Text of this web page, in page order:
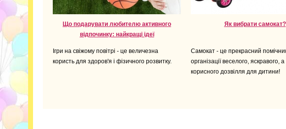
Що подарувати любителю активного
відпочинку: найкращі ідеї
Ігри на свіжому повітрі - це величезна
користь для здоров'я і фізичного розвитку.
Як вибрати самокат?
Самокат - це прекрасний
організації веселого, яскравого,
корисного дозвілля для дитини!